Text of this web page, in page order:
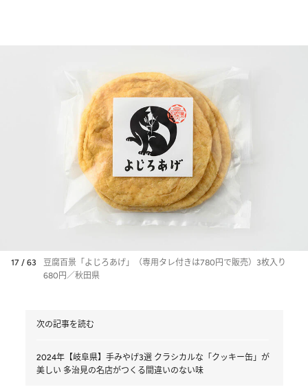
17 / 63
豆腐百景「よじろあげ」（専用タレ付きは780円で販売）3枚入り
680円／秋田県
次の記事を読む
2024年【岐阜県】手みやげ3選 クラシカルな「クッキー缶」が
美しい 多治見の名店がつくる間違いのない味